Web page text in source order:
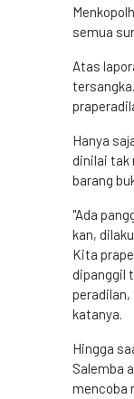
semua
Atas
Hanya
dinilai tak
barang
"Ada
kan,
Kita
dipanggil
peradilan,
katanya.
Hingga
Salemba
mencoba